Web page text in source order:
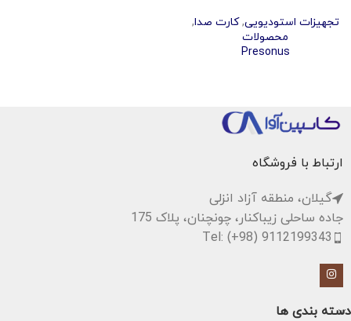
تجهیزات استودیویی,کارت صدا,
محصولات
Presonus
ارتباط با فروشگاه
گیلان، منطقه آزاد انزلی
جاده ساحلی زیباکنار، چونچنان، پلاک 175
Tel: (+98) 9112199343
دسته بندی ها